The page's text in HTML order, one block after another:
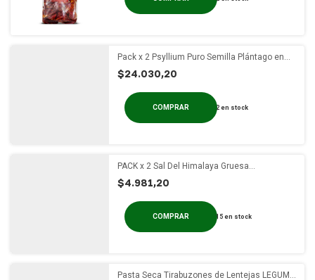
Pack x 2 Psyllium Puro Semilla Plántago en
$24.030,20
2 en stock
PACK x 2 Sal Del Himalaya Gruesa
$4.981,20
15 en stock
Pasta Seca Tirabuzones de Lentejas LEGUME